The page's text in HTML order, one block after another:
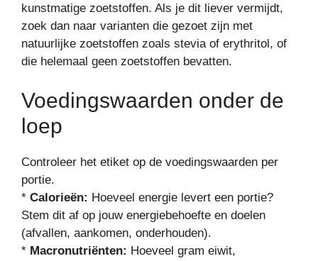
kunstmatige zoetstoffen. Als je dit liever vermijdt,
zoek dan naar varianten die gezoet zijn met
natuurlijke zoetstoffen zoals stevia of erythritol, of
die helemaal geen zoetstoffen bevatten.
Voedingswaarden onder de
loep
Controleer het etiket op de voedingswaarden per
portie.
* Calorieën: Hoeveel energie levert een portie?
Stem dit af op jouw energiebehoefte en doelen
(afvallen, aankomen, onderhouden).
* Macronutriënten: Hoeveel gram eiwit,